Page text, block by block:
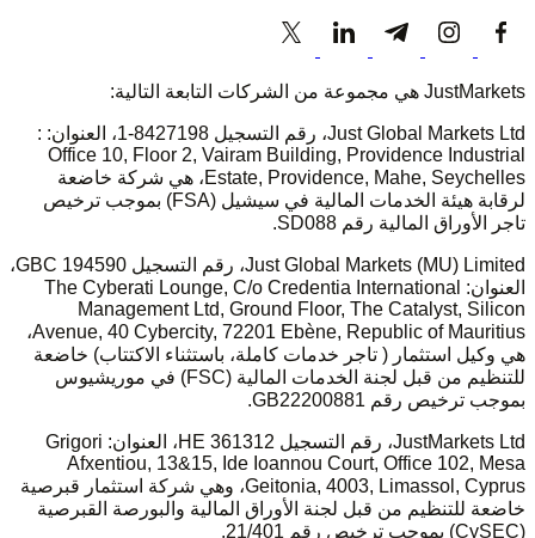
JustMarkets هي مجموعة من الشركات التابعة التالية:
Just Global Markets Ltd، رقم التسجيل 8427198-1، العنوان: :
Office 10, Floor 2, Vairam Building, Providence Industrial
Estate, Providence, Mahe, Seychelles، هي شركة خاضعة
لرقابة هيئة الخدمات المالية في سيشيل (FSA) بموجب ترخيص
تاجر الأوراق المالية رقم SD088.
Just Global Markets (MU) Limited، رقم التسجيل 194590 GBC،
العنوان: The Cyberati Lounge, C/o Credentia International
Management Ltd, Ground Floor, The Catalyst, Silicon
Avenue, 40 Cybercity, 72201 Ebène, Republic of Mauritius،
هي وكيل استثمار ( تاجر خدمات كاملة، باستثناء الاكتتاب) خاضعة
للتنظيم من قبل لجنة الخدمات المالية (FSC) في موريشيوس
بموجب ترخيص رقم GB22200881.
JustMarkets Ltd، رقم التسجيل HE 361312، العنوان: Grigori
Afxentiou, 13&15, Ide Ioannou Court, Office 102, Mesa
Geitonia, 4003, Limassol, Cyprus، وهي شركة استثمار قبرصية
خاضعة للتنظيم من قبل لجنة الأوراق المالية والبورصة القبرصية
(CySEC) بموجب ترخيص رقم 21/401.